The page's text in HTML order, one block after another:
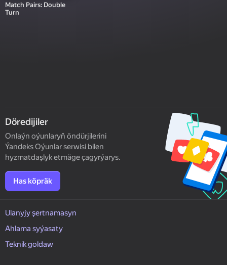
Match Pairs: Double
Turn
Döredijiler
Onlaýn oýunlaryň öndürjilerini
Ýandeks Oýunlar serwisi bilen
hyzmatdaşlyk etmäge çagyrýarys.
Has köpräk
Ulanyjy şertnamasyn
Ahlama syýasaty
Teknik goldaw